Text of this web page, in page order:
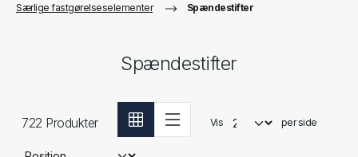
Særlige fastgørelseselementer
Spændestifter
Spændestifter
722 Produkter Vis per side